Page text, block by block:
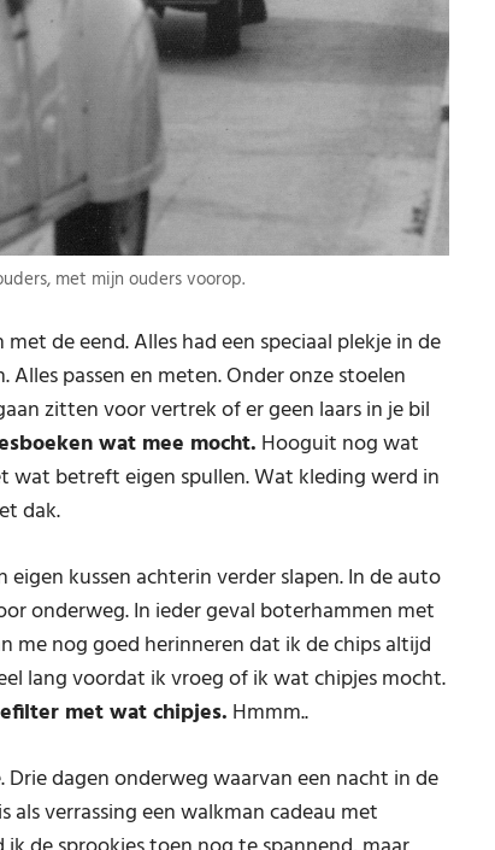
met mijn ouders voorop.
de eend. Alles had een speciaal plekje in de
passen en meten. Onder onze stoelen
zitten voor vertrek of er geen laars in je bil
wat mee mocht. Hooguit nog wat
wat betreft eigen spullen. Wat kleding werd in
dak.
kussen achterin verder slapen. In de auto
onderweg. In ieder geval boterhammen met
me nog goed herinneren dat ik de chips altijd
lang voordat ik vroeg of ik wat chipjes mocht.
met wat chipjes. Hmmm..
dagen onderweg waarvan een nacht in de
verrassing een walkman cadeau met